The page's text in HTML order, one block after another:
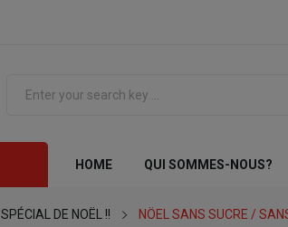
HOME QUI SOMMES-NOUS?
SPÉCIAL DE NOËL !! NÖEL SANS SUCRE /